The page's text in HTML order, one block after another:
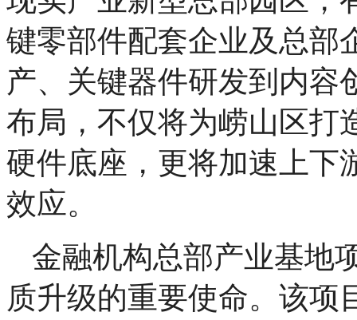
键零部件配套企业及总部
产、关键器件研发到内容
布局，不仅将为崂山区打
硬件底座，更将加速上下
效应。
金融机构总部产业基地
质升级的重要使命。该项